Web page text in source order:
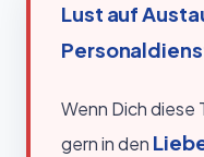
Lust auf
Wenn Dich diese
gern in den